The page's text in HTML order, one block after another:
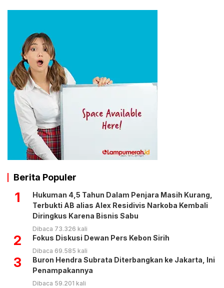
Berita Populer
1
Hukuman 4,5 Tahun Dalam Penjara Masih Kurang,
Terbukti AB alias Alex Residivis Narkoba Kembali
Diringkus Karena Bisnis Sabu
Dibaca 73.326 kali
2 Fokus Diskusi Dewan Pers Kebon Sirih
Dibaca 69.585 kali
3
Buron Hendra Subrata Diterbangkan ke Jakarta, Ini
Penampakannya
Dibaca 59.201 kali